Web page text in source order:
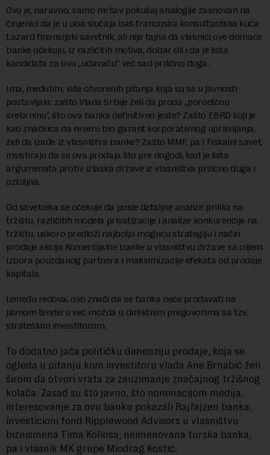
Ovo je, naravno, samo mršav pokušaj analogije zasnovan na
činjenici da je u oba slučaja baš francuska konsultantska kuća
Lazard finansijski savetnik, ali nije tajna da vlasnici ove domaće
banke očekuju, iz različitih motiva, dobar dil i da je lista
kandidata za ovu „udavaču“ već sad prilično duga.
Ima, međutim, više otvorenih pitanja koja su se u javnosti
postavljala: zašto Vlada Srbije želi da proda „porodičnu
srebrninu“, što ova banka definitivno jeste? Zašto EBRD koji je
kao značkica na reveru bio garant korporativnog upravljanja,
želi da izađe iz vlasništva banke? Zašto MMF, pa i Fiskalni savet,
insistiraju da se ova prodaja što pre dogodi, kad je lista
argumenata protiv izlaska države iz vlasništva prilično duga i
ozbiljna.
Od savetnika se očekuje da posle detaljne analize prilika na
tržištu, različitih modela privatizacije i analize konkurencije na
tržištu, uskoro predloži najbolju moguću strategiju i način
prodaje akcija Komercijalne banke u vlasništvu države sa ciljem
izbora pouzdanog partnera i maksimizacije efekata od prodaje
kapitala.
Između redova, ovo znači da se banka neće prodavati na
javnom tenderu već možda u direktnim pregovorima sa tzv.
strateškim investitorom.
To dodatno jača političku dimenziju prodaje, koja se
ogleda u pitanju kom investitoru vlada Ane Brnabić želi
širom da otvori vrata za zauzimanje značajnog tržišnog
kolača. Zasad su što javno, što nominacijom medija,
interesovanje za ovu banku pokazali Rajfajzen banka,
investicioni fond Ripplewood Advisors u vlasništvu
biznismena Tima Kolinsa, neimenovana turska banka,
pa i vlasnik MK grupe Miodrag Kostić.